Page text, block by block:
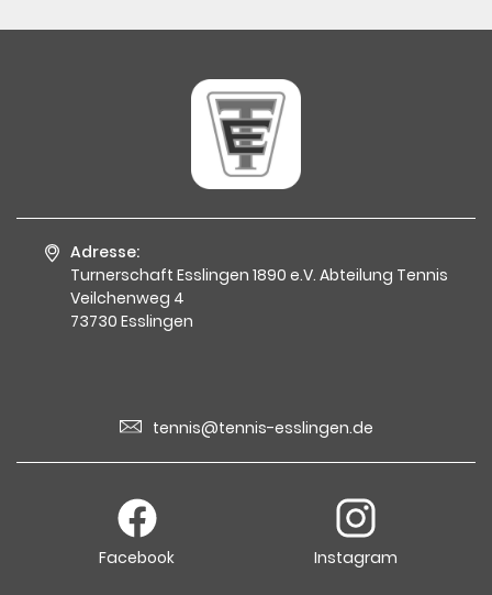
Adresse:
Turnerschaft Esslingen 1890 e.V. Abteilung Tennis
Veilchenweg 4
73730 Esslingen
tennis@tennis-esslingen.de
Facebook Instagram